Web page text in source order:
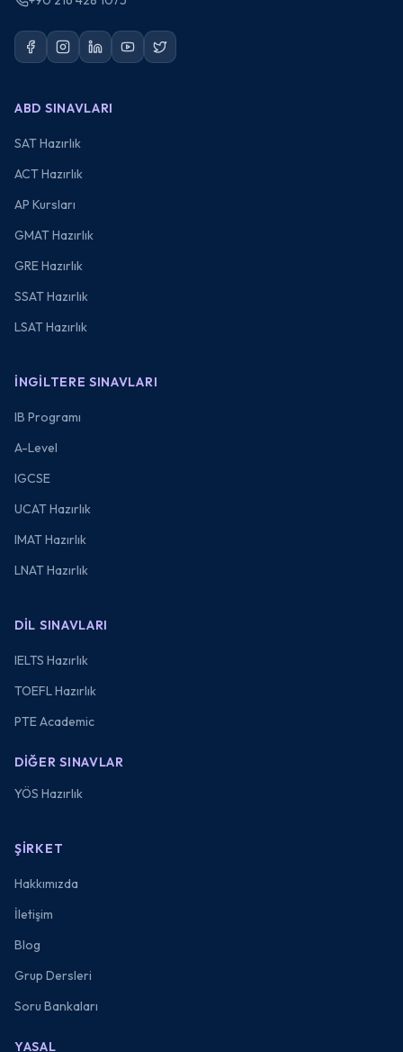
ABD SINAVLARI
SAT Hazırlık
ACT Hazırlık
AP Kursları
GMAT Hazırlık
GRE Hazırlık
SSAT Hazırlık
LSAT Hazırlık
İNGILTERE SINAVLARI
IB Programı
A-Level
IGCSE
UCAT Hazırlık
IMAT Hazırlık
LNAT Hazırlık
DIL SINAVLARI
IELTS Hazırlık
TOEFL Hazırlık
PTE Academic
DIĞER SINAVLAR
YÖS Hazırlık
ŞIRKET
Hakkımızda
İletişim
Blog
Grup Dersleri
Soru Bankaları
YASAL